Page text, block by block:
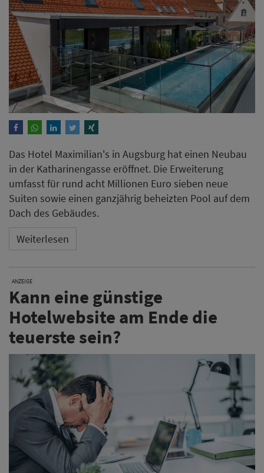
Das Hotel Maximilian's in Augsburg hat einen Neubau
in der Katharinengasse eröffnet. Die Erweiterung
umfasst für rund acht Millionen Euro sieben neue
Suiten sowie einen ganzjährig beheizten Pool auf dem
Dach des Gebäudes.
Weiterlesen
ANZEIGE
Kann eine günstige
Hotelwebsite am Ende die
teuerste sein?